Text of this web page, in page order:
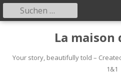
Inhalt
La maison
Your story, beautifully told –
1&1
Primäres
Suchen
nach: